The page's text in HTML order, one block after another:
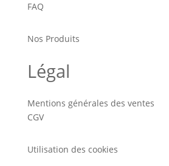
FAQ
Nos Produits
Légal
Mentions générales des ventes
CGV
Utilisation des cookies